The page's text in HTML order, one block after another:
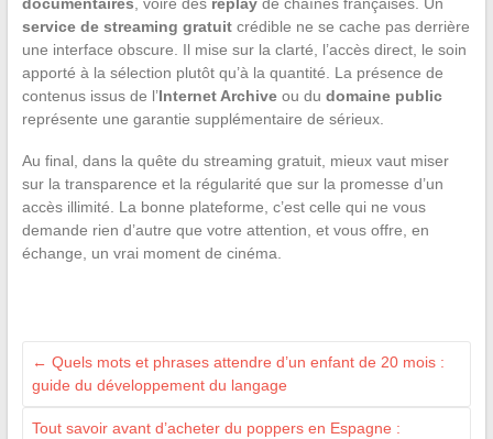
service de streaming gratuitcrédible ne se cache pas derrière
une interface obscure. Il mise sur la clarté, l’accès direct, le soin
apporté à la sélection plutôt qu’à la quantité. La présence de
contenus issus de l’Internet Archiveou du domaine public
représente une garantie supplémentaire de sérieux.
Au final, dans la quête du streaming gratuit, mieux vaut miser
sur la transparence et la régularité que sur la promesse d’un
accès illimité. La bonne plateforme, c’est celle qui ne vous
demande rien d’autre que votre attention, et vous offre, en
échange, un vrai moment de cinéma.
← Quels mots et phrases attendre d’un enfant de 20 mois :
guide du développement du langage
Tout savoir avant d’acheter du poppers en Espagne :